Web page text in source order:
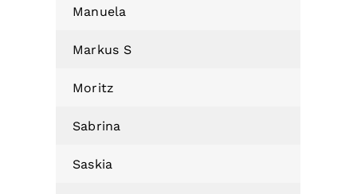
Manuela
Markus S
Moritz
Sabrina
Saskia